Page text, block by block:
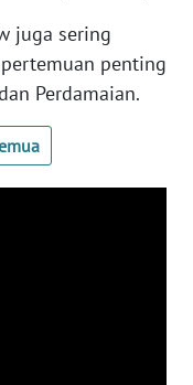
juga sering
penting
Perdamaian.